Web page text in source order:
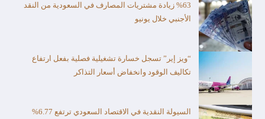
%63 زيادة مشتريات المصارف في السعودية من النقد
الأجنبي خلال يونيو
“ويز إير” تسجل خسارة تشغيلية فصلية بفعل ارتفاع
تكاليف الوقود وانخفاض أسعار التذاكر
السيولة النقدية في الاقتصاد السعودي ترتفع 6.77%